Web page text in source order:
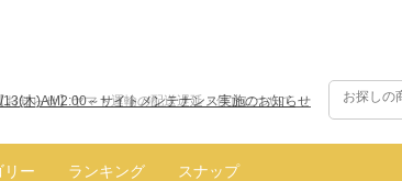
13(木)AM2:00～サイトメンテナンス実施のお知らせ
リー ランキング スナップ